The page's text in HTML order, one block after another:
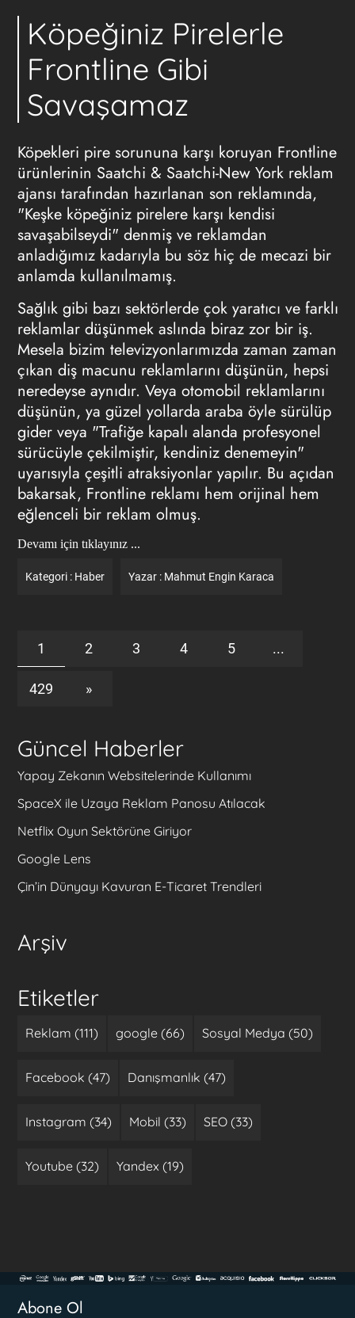
Köpeğiniz Pirelerle
Frontline Gibi
Savaşamaz
Köpekleri pire sorununa karşı koruyan Frontline
ürünlerinin Saatchi & Saatchi-New York reklam
ajansı tarafından hazırlanan son reklamında,
"Keşke köpeğiniz pirelere karşı kendisi
savaşabilseydi" denmiş ve reklamdan
anladığımız kadarıyla bu söz hiç de mecazi bir
anlamda kullanılmamış.
Sağlık gibi bazı sektörlerde çok yaratıcı ve farklı
reklamlar düşünmek aslında biraz zor bir iş.
Mesela bizim televizyonlarımızda zaman zaman
çıkan diş macunu reklamlarını düşünün, hepsi
neredeyse aynıdır. Veya otomobil reklamlarını
düşünün, ya güzel yollarda araba öyle sürülüp
gider veya "Trafiğe kapalı alanda profesyonel
sürücüyle çekilmiştir, kendiniz denemeyin"
uyarısıyla çeşitli atraksiyonlar yapılır. Bu açıdan
bakarsak, Frontline reklamı hem orijinal hem
eğlenceli bir reklam olmuş.
Devamı için tıklayınız ...
Kategori : Haber Yazar : Mahmut Engin Karaca
1 2 3 4 5 ...
429 »
Güncel Haberler
Yapay Zekanın Websitelerinde Kullanımı
SpaceX ile Uzaya Reklam Panosu Atılacak
Netflix Oyun Sektörüne Giriyor
Google Lens
Çin’in Dünyayı Kavuran E-Ticaret Trendleri
Arşiv
Etiketler
Reklam (111) google (66) Sosyal Medya (50)
Facebook (47) Danışmanlık (47)
Instagram (34) Mobil (33) SEO (33)
Youtube (32) Yandex (19)
Abone Ol